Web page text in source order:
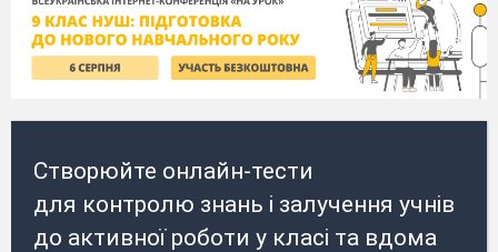
Створюйте онлайн-тести
для контролю знань і залучення учнів
до активної роботи у класі та вдома